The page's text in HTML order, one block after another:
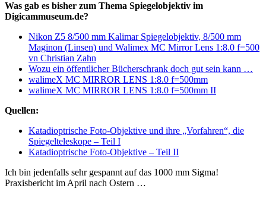
Was gab es bisher zum Thema Spiegelobjektiv im
Digicammuseum.de?
Nikon Z5 8/500 mm Kalimar Spiegelobjektiv, 8/500 mm
Maginon (Linsen) und Walimex MC Mirror Lens 1:8.0 f=500
vn Christian Zahn
Wozu ein öffentlicher Bücherschrank doch gut sein kann …
walimeX MC MIRROR LENS 1:8.0 f=500mm
walimeX MC MIRROR LENS 1:8.0 f=500mm II
Quellen:
Katadioptrische Foto-Objektive und ihre „Vorfahren“, die
Spiegelteleskope – Teil I
Katadioptrische Foto-Objektive – Teil II
Ich bin jedenfalls sehr gespannt auf das 1000 mm Sigma!
Praxisbericht im April nach Ostern …